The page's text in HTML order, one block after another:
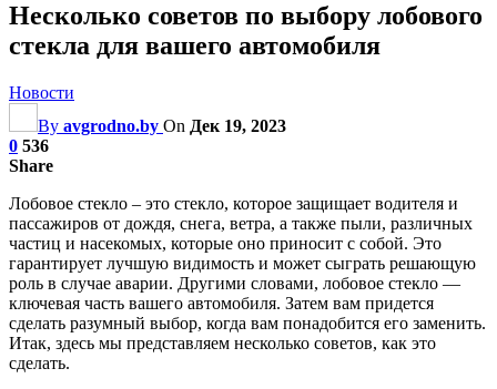
Несколько советов по выбору лобового
стекла для вашего автомобиля
Новости
By avgrodno.by On Дек 19, 2023
0 536
Share
Лобовое стекло – это стекло, которое защищает водителя и
пассажиров от дождя, снега, ветра, а также пыли, различных
частиц и насекомых, которые оно приносит с собой. Это
гарантирует лучшую видимость и может сыграть решающую
роль в случае аварии. Другими словами, лобовое стекло —
ключевая часть вашего автомобиля. Затем вам придется
сделать разумный выбор, когда вам понадобится его заменить.
Итак, здесь мы представляем несколько советов, как это
сделать.